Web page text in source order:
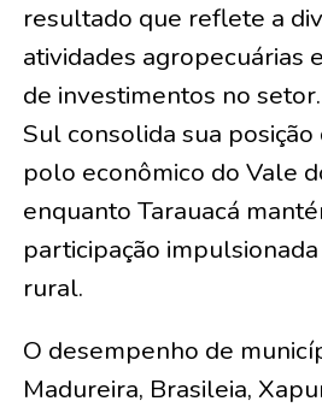
resultado que reflete a
atividades agropecuárias
de investimentos no
Sul consolida sua
polo econômico do Vale
enquanto Tarauacá
participação
rural.
O desempenho de
Madureira, Brasileia,